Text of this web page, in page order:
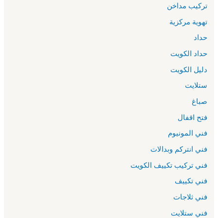
تركيب مداخن
تهوية مركزية
حداد
حداد الكويت
دليل الكويت
ستلايت
صباغ
فتح اقفال
فني المونيوم
فني انتركم وبدالات
فني تركيب تكييف الكويت
فني تكييف
فني ثلاجات
فني ستلايت